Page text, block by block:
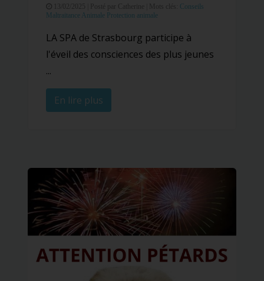
Posté par Catherine |
Conseils
Maltraitance Animale Protection animale
LA SPA de Strasbourg participe à
l'éveil des consciences des plus jeunes
...
En lire plus